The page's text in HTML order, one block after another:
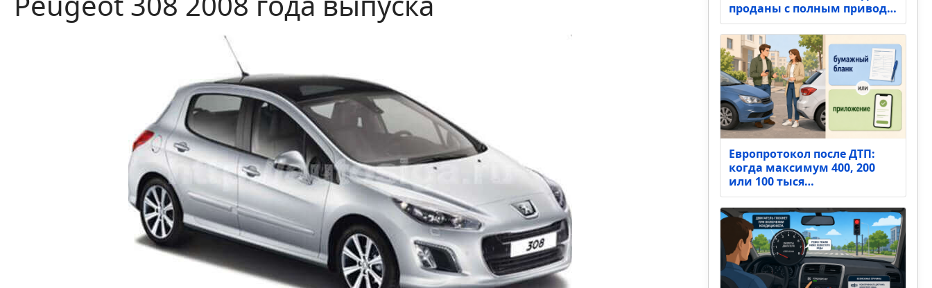
проданы с полным привод…
Европротокол после ДТП:
когда максимум 400, 200
или 100 тыся…